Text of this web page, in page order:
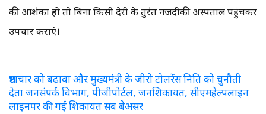
की आशंका हो तो बिना किसी देरी के तुरंत नजदीकी अस्पताल पहुंचकर
उपचार कराएं।
भ्रष्टाचार को बढ़ावा और मुख्यमंत्री के जीरो टोलरेंस निति को चुनौती
देता जनसंपर्क विभाग, पीजीपोर्टल, जनशिकायत, सीएमहेल्पलाइन
लाइनपर की गई शिकायत सब बेअसर